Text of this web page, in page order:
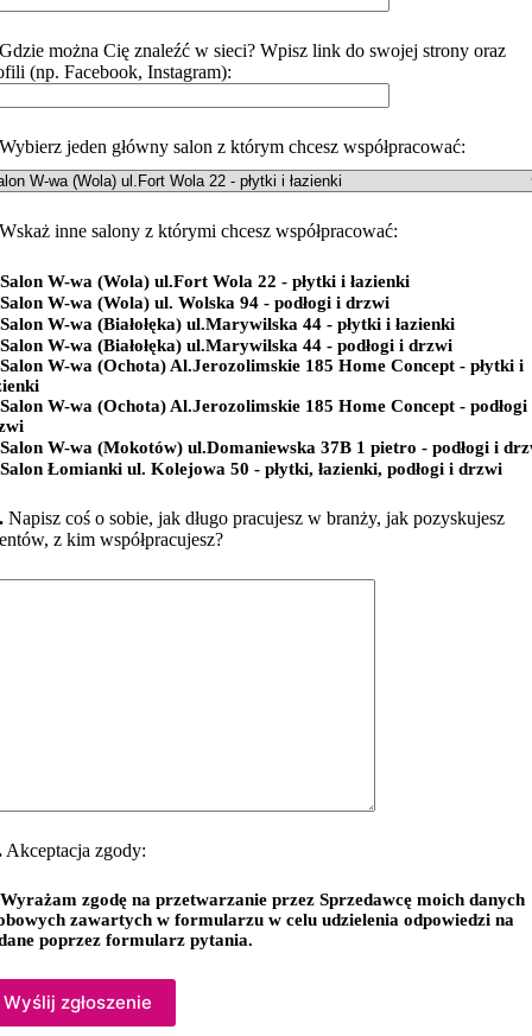
można Cię znaleźć w sieci? Wpisz link do swojej strony oraz
(np. Facebook, Instagram):
jeden główny salon z którym chcesz współpracować:
inne salony z którymi chcesz współpracować:
Salon W-wa (Wola) ul.Fort Wola 22 - płytki i łazienki
Salon W-wa (Wola) ul. Wolska 94 - podłogi i drzwi
Salon W-wa (Białołęka) ul.Marywilska 44 - płytki i łazienki
Salon W-wa (Białołęka) ul.Marywilska 44 - podłogi i drzwi
Salon W-wa (Ochota) Al.Jerozolimskie 185 Home Concept - płytki i
Salon W-wa (Ochota) Al.Jerozolimskie 185 Home Concept - podłogi
Salon W-wa (Mokotów) ul.Domaniewska 37B 1 pietro - podłogi i
Salon Łomianki ul. Kolejowa 50 - płytki, łazienki, podłogi i drzwi
Napisz coś o sobie, jak długo pracujesz w branży, jak pozyskujesz
z kim współpracujesz?
Akceptacja zgody:
Wyrażam zgodę na przetwarzanie przez Sprzedawcę moich danych
zawartych w formularzu w celu udzielenia odpowiedzi na
poprzez formularz pytania.